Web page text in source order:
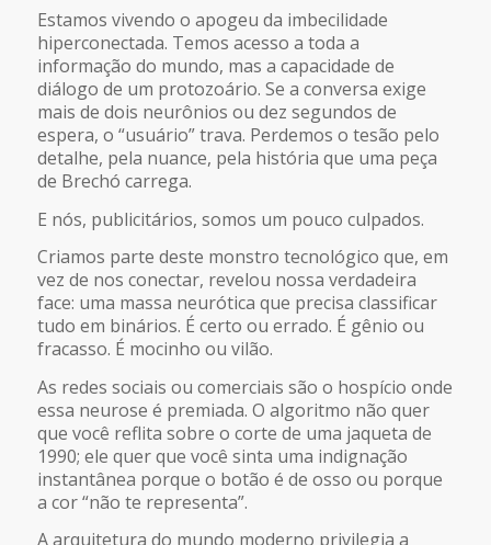
Estamos vivendo o apogeu da imbecilidade
hiperconectada. Temos acesso a toda a
informação do mundo, mas a capacidade de
diálogo de um protozoário. Se a conversa exige
mais de dois neurônios ou dez segundos de
espera, o “usuário” trava. Perdemos o tesão pelo
detalhe, pela nuance, pela história que uma peça
de Brechó carrega.
E nós, publicitários, somos um pouco culpados.
Criamos parte deste monstro tecnológico que, em
vez de nos conectar, revelou nossa verdadeira
face: uma massa neurótica que precisa classificar
tudo em binários. É certo ou errado. É gênio ou
fracasso. É mocinho ou vilão.
As redes sociais ou comerciais são o hospício onde
essa neurose é premiada. O algoritmo não quer
que você reflita sobre o corte de uma jaqueta de
1990; ele quer que você sinta uma indignação
instantânea porque o botão é de osso ou porque
a cor “não te representa”.
A arquitetura do mundo moderno privilegia a